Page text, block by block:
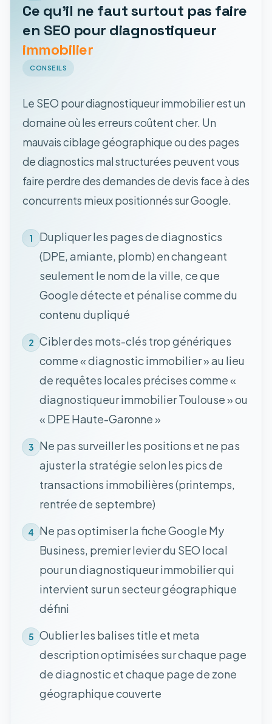
Ce qu'il ne faut surtout pas faire
en SEO pour diagnostiqueur
immobilier
CONSEILS
Le SEO pour diagnostiqueur immobilier est un
domaine où les erreurs coûtent cher. Un
mauvais ciblage géographique ou des pages
de diagnostics mal structurées peuvent vous
faire perdre des demandes de devis face à des
concurrents mieux positionnés sur Google.
1
Dupliquer les pages de diagnostics
(DPE, amiante, plomb) en changeant
seulement le nom de la ville, ce que
Google détecte et pénalise comme du
contenu dupliqué
2 Cibler des mots-clés trop génériques
comme « diagnostic immobilier » au lieu
de requêtes locales précises comme «
diagnostiqueur immobilier Toulouse » ou
« DPE Haute-Garonne »
3 Ne pas surveiller les positions et ne pas
ajuster la stratégie selon les pics de
transactions immobilières (printemps,
rentrée de septembre)
4 Ne pas optimiser la fiche Google My
Business, premier levier du SEO local
pour un diagnostiqueur immobilier qui
intervient sur un secteur géographique
défini
5 Oublier les balises title et meta
description optimisées sur chaque page
de diagnostic et chaque page de zone
géographique couverte